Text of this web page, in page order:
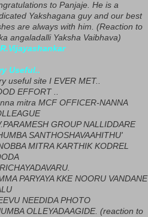
to Panjaje. He is a
Yakshagana guy and our best
are always with him. (Reaction to
angaladalli Yaksha Vaibhava)
Useful..
useful site I EVER MET..
EFFORT ..
mitra MCF OFFICER-NANNA
GROUP NALLIDDARE
SANTHOSHAVAAHITHU'
MITRA KARTHIK KODREL
PARYAYA KKE NOORU VANDANE
NEEDIDA PHOTO
OLLEYADAAGIDE. (reaction to